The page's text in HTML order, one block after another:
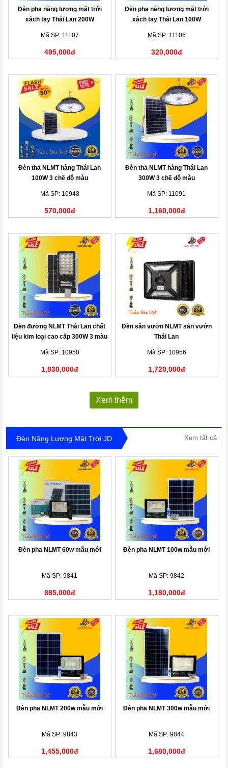
Đèn pha năng lượng mặt trời
xách tay Thái Lan 200W
Mã SP: 11107
495,000đ
Đèn pha năng lượng mặt trời
xách tay Thái Lan 100W
Mã SP: 11106
320,000đ
Đèn thả NLMT hàng Thái Lan
100W 3 chế độ màu
Mã SP: 10948
570,000đ
Đèn thả NLMT hàng Thái Lan
300W 3 chế độ màu
Mã SP: 11091
1,160,000đ
Đèn đường NLMT Thái Lan chất
liệu kim loại cao cấp 300W 3 màu
Mã SP: 10950
1,830,000đ
Đèn sân vườn NLMT sân vườn
Thái Lan
Mã SP: 10956
1,720,000đ
Xem thêm
Đèn Năng Lượng Mặt Trời JD Xem tất cả
Đèn pha NLMT 60w mẫu mới
Mã SP: 9841
885,000đ
Đèn pha NLMT 100w mẫu mới
Mã SP: 9842
1,180,000đ
Đèn pha NLMT 200w mẫu mới
Mã SP: 9843
1,455,000đ
Đèn pha NLMT 300w mẫu mới
Mã SP: 9844
1,680,000đ